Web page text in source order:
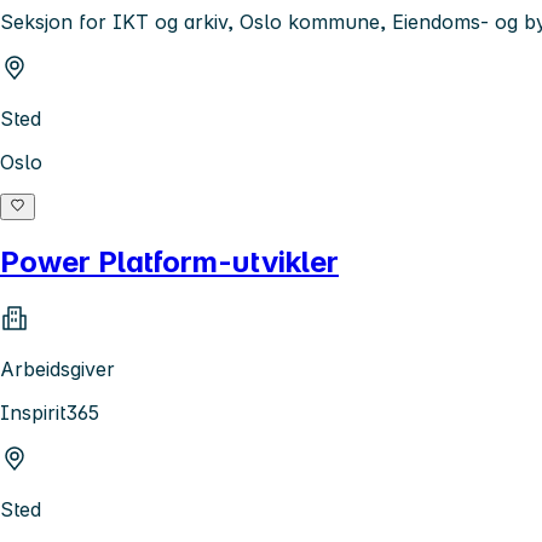
Seksjon for IKT og arkiv, Oslo kommune, Eiendoms- og
Sted
Oslo
Power Platform-utvikler
Arbeidsgiver
Inspirit365
Sted